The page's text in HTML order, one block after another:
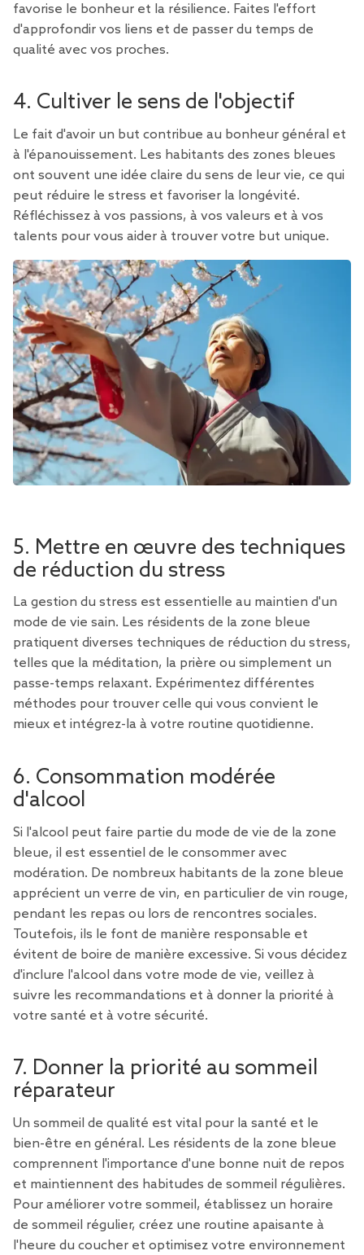
favorise le bonheur et la résilience. Faites l'effort
d'approfondir vos liens et de passer du temps de
qualité avec vos proches.
4. Cultiver le sens de l'objectif
Le fait d'avoir un but contribue au bonheur général et
à l'épanouissement. Les habitants des zones bleues
ont souvent une idée claire du sens de leur vie, ce qui
peut réduire le stress et favoriser la longévité.
Réfléchissez à vos passions, à vos valeurs et à vos
talents pour vous aider à trouver votre but unique.
5. Mettre en œuvre des techniques
de réduction du stress
La gestion du stress est essentielle au maintien d'un
mode de vie sain. Les résidents de la zone bleue
pratiquent diverses techniques de réduction du stress,
telles que la méditation, la prière ou simplement un
passe-temps relaxant. Expérimentez différentes
méthodes pour trouver celle qui vous convient le
mieux et intégrez-la à votre routine quotidienne.
6. Consommation modérée
d'alcool
Si l'alcool peut faire partie du mode de vie de la zone
bleue, il est essentiel de le consommer avec
modération. De nombreux habitants de la zone bleue
apprécient un verre de vin, en particulier de vin rouge,
pendant les repas ou lors de rencontres sociales.
Toutefois, ils le font de manière responsable et
évitent de boire de manière excessive. Si vous décidez
d'inclure l'alcool dans votre mode de vie, veillez à
suivre les recommandations et à donner la priorité à
votre santé et à votre sécurité.
7. Donner la priorité au sommeil
réparateur
Un sommeil de qualité est vital pour la santé et le
bien-être en général. Les résidents de la zone bleue
comprennent l'importance d'une bonne nuit de repos
et maintiennent des habitudes de sommeil régulières.
Pour améliorer votre sommeil, établissez un horaire
de sommeil régulier, créez une routine apaisante à
l'heure du coucher et optimisez votre environnement